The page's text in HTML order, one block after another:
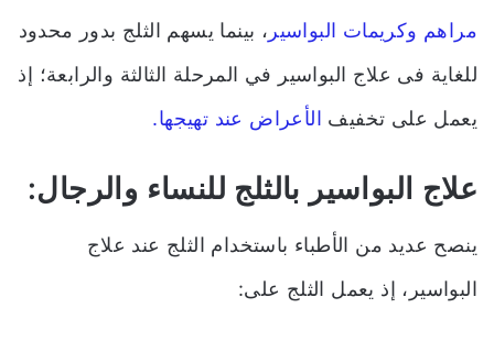
مراهم وكريمات البواسير ، بينما يسهم الثلج بدور محدود
للغاية فى علاج البواسير في المرحلة الثالثة والرابعة؛ إذ
يعمل على تخفيف الأعراض عند تهيجها.
علاج البواسير بالثلج للنساء والرجال:
ينصح عديد من الأطباء باستخدام الثلج عند علاج
البواسير، إذ يعمل الثلج على: